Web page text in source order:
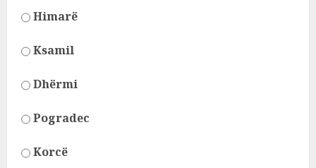
Himarë
Ksamil
Dhërmi
Pogradec
Korcë